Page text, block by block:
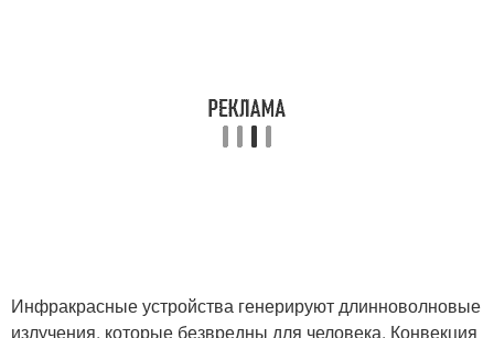
Инфракрасные устройства генерируют длинноволновые
излучения, которые безвредны для человека. Конвекция